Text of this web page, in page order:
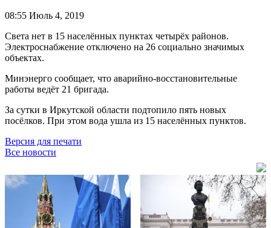
08:55 Июль 4, 2019
Света нет в 15 населённых пунктах четырёх районов.
Электроснабжение отключено на 26 социально значимых
объектах.
Минэнерго сообщает, что аварийно-восстановительные
работы ведёт 21 бригада.
За сутки в Иркутской области подтопило пять новых
посёлков. При этом вода ушла из 15 населённых пунктов.
Версия для печати
Все новости